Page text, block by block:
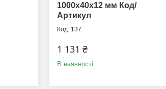
1000х40х12 мм Код/
Артикул
137
1 131 ₴
В наявності